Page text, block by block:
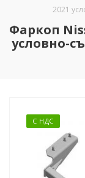
2021
Фаркоп
условно-
С НДС